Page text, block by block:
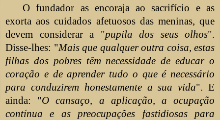
O fundador as encoraja ao sacrifício e as
exorta aos cuidados afetuosos das meninas, que
devem considerar a "pupila dos seus olhos".
Disse-lhes: "Mais que qualquer outra coisa, estas
filhas dos pobres têm necessidade de educar o
coração e de aprender tudo o que é necessário
para conduzirem honestamente a sua vida". E
ainda: "O cansaço, a aplicação, a ocupação
contínua e as preocupações fastidiosas para